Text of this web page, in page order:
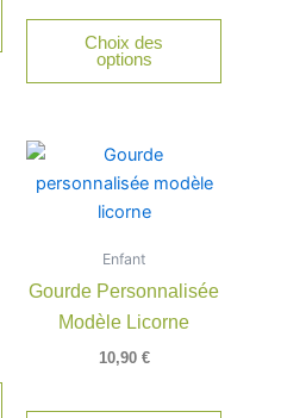
choisies
produit
Choix des
options
produit
Les
options
être
choisies
Enfant
Gourde Personnalisée
Modèle Licorne
10,90 €